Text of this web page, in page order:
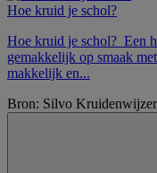
Hoe kruid je schol?
Hoe kruid je schol? Een
gemakkelijk op smaak
makkelijk en...
Bron: Silvo Kruidenwijzer